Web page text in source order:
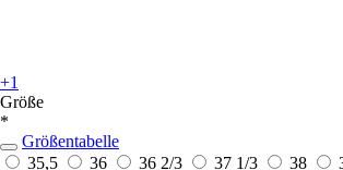
+1
Größe
*
Größentabelle
35,5
36 36 2/3 37 1/3 38